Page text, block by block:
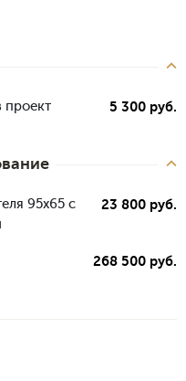
проект 5 300 руб.
95х65 с
23 800 руб.
268 500 руб.